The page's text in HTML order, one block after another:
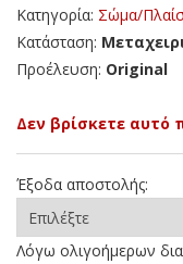
Κατηγορία: Σώμα/
Κατάσταση:
Προέλευση: Original
Δεν βρίσκετε αυτό
Έξοδα αποστολής:
Λόγω ολιγοήμερων